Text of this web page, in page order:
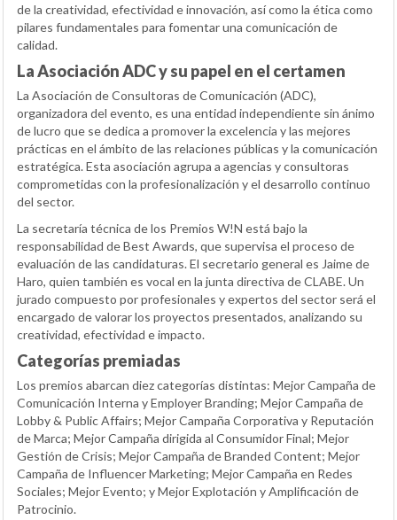
de la creatividad, efectividad e innovación, así como la ética como
pilares fundamentales para fomentar una comunicación de
calidad.
La Asociación ADC y su papel en el certamen
La Asociación de Consultoras de Comunicación (ADC),
organizadora del evento, es una entidad independiente sin ánimo
de lucro que se dedica a promover la excelencia y las mejores
prácticas en el ámbito de las relaciones públicas y la comunicación
estratégica. Esta asociación agrupa a agencias y consultoras
comprometidas con la profesionalización y el desarrollo continuo
del sector.
La secretaría técnica de los Premios W!N está bajo la
responsabilidad de Best Awards, que supervisa el proceso de
evaluación de las candidaturas. El secretario general es Jaime de
Haro, quien también es vocal en la junta directiva de CLABE. Un
jurado compuesto por profesionales y expertos del sector será el
encargado de valorar los proyectos presentados, analizando su
creatividad, efectividad e impacto.
Categorías premiadas
Los premios abarcan diez categorías distintas: Mejor Campaña de
Comunicación Interna y Employer Branding; Mejor Campaña de
Lobby & Public Affairs; Mejor Campaña Corporativa y Reputación
de Marca; Mejor Campaña dirigida al Consumidor Final; Mejor
Gestión de Crisis; Mejor Campaña de Branded Content; Mejor
Campaña de Influencer Marketing; Mejor Campaña en Redes
Sociales; Mejor Evento; y Mejor Explotación y Amplificación de
Patrocinio.